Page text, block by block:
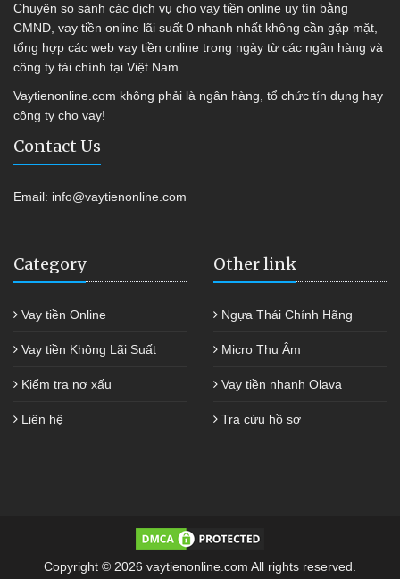
Chuyên so sánh các dịch vụ cho vay tiền online uy tín bằng
CMND, vay tiền online lãi suất 0 nhanh nhất không cần gặp mặt,
tổng hợp các web vay tiền online trong ngày từ các ngân hàng và
công ty tài chính tại Việt Nam
Vaytienonline.com không phải là ngân hàng, tổ chức tín dụng hay
công ty cho vay!
Contact Us
Email: info@vaytienonline.com
Category
Vay tiền Online
Vay tiền Không Lãi Suất
Kiểm tra nợ xấu
Liên hệ
Other link
Ngựa Thái Chính Hãng
Micro Thu Âm
Vay tiền nhanh Olava
Tra cứu hồ sơ
Copyright © 2026 vaytienonline.com All rights reserved.